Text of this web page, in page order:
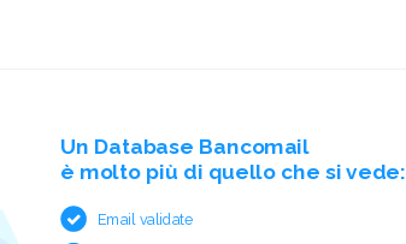
Un Database Bancomail
è molto più di quello che si vede:
Email validate